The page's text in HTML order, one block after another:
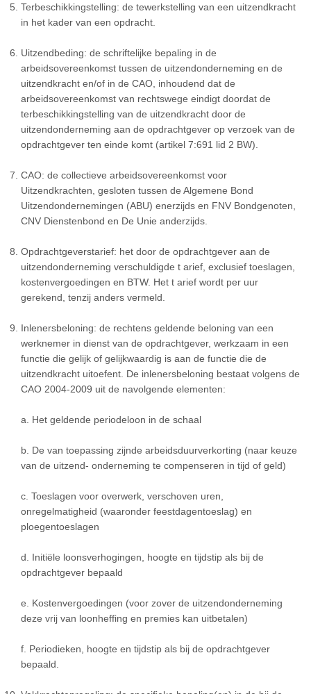
Terbeschikkingstelling: de tewerkstelling van een uitzendkracht
in het kader van een opdracht.
Uitzendbeding: de schriftelijke bepaling in de
arbeidsovereenkomst tussen de uitzendonderneming en de
uitzendkracht en/of in de CAO, inhoudend dat de
arbeidsovereenkomst van rechtswege eindigt doordat de
terbeschikkingstelling van de uitzendkracht door de
uitzendonderneming aan de opdrachtgever op verzoek van de
opdrachtgever ten einde komt (artikel 7:691 lid 2 BW).
CAO: de collectieve arbeidsovereenkomst voor
Uitzendkrachten, gesloten tussen de Algemene Bond
Uitzendondernemingen (ABU) enerzijds en FNV Bondgenoten,
CNV Dienstenbond en De Unie anderzijds.
Opdrachtgeverstarief: het door de opdrachtgever aan de
uitzendonderneming verschuldigde t arief, exclusief toeslagen,
kostenvergoedingen en BTW. Het t arief wordt per uur
gerekend, tenzij anders vermeld.
Inlenersbeloning: de rechtens geldende beloning van een
werknemer in dienst van de opdrachtgever, werkzaam in een
functie die gelijk of gelijkwaardig is aan de functie die de
uitzendkracht uitoefent. De inlenersbeloning bestaat volgens de
CAO 2004-2009 uit de navolgende elementen:
a. Het geldende periodeloon in de schaal
b. De van toepassing zijnde arbeidsduurverkorting (naar keuze
van de uitzend- onderneming te compenseren in tijd of geld)
c. Toeslagen voor overwerk, verschoven uren,
onregelmatigheid (waaronder feestdagentoeslag) en
ploegentoeslagen
d. Initiële loonsverhogingen, hoogte en tijdstip als bij de
opdrachtgever bepaald
e. Kostenvergoedingen (voor zover de uitzendonderneming
deze vrij van loonheffing en premies kan uitbetalen)
f. Periodieken, hoogte en tijdstip als bij de opdrachtgever
bepaald.